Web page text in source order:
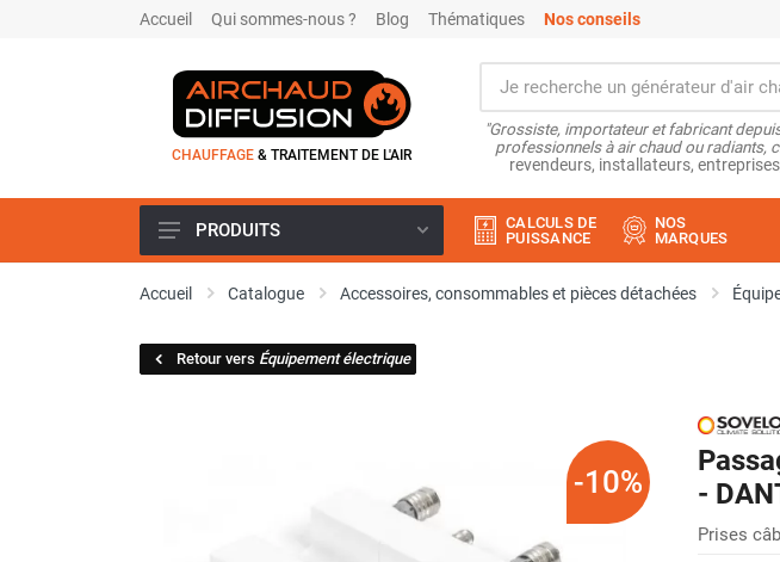
Accueil Qui sommes-nous ? Blog Thématiques Nos conseils
CHAUFFAGE & TRAITEMENT DE L'AIR
"Grossiste, importateur et fabricant
professionnels à air chaud ou radiants,
revendeurs, installateurs,
Climatiseur
Climatiseur mobile résidentiel et
PRODUITS
CALCULS DE
PUISSANCE
NOS
MARQUES
Accueil Catalogue Accessoires, consommables et pièces détachées
Retour vers Équipement électrique
-10%
-
Prises